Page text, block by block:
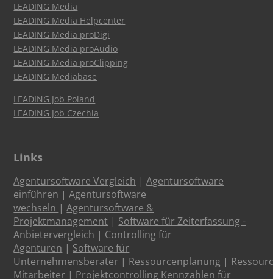
LEADING Media
LEADING Media Helpcenter
LEADING Media proDigi
LEADING Media proAudio
LEADING Media proClipping
LEADING Mediabase
LEADING Job Poland
LEADING Job Czechia
Links
Agentursoftware Vergleich |Agentursoftware
einführen |Agentursoftware
wechseln |Agentursoftware &
Projektmanagement | Software für Zeiterfassung -
Anbietervergleich | Controlling für
Agenturen | Software für
Unternehmensberater | Ressourcenplanung |
Mitarbeiter | Projektcontrolling Kennzahlen für